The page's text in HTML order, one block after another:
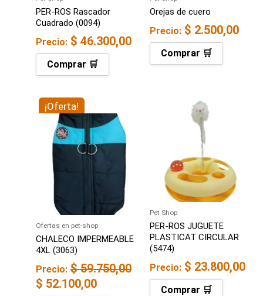
PER-ROS Rascador
Cuadrado (0094)
Precio: $ 46.300,00
Comprar 🛒
Orejas de cuero
Precio: $ 2.500,00
Comprar 🛒
¡Oferta!
Ofertas en pet-shop
CHALECO IMPERMEABLE
4XL (3063)
Precio: $59.750,00
precio
original
era:
$ 59.750,00.
$ 52.100,00
precio
actual
es:
$ 52.100,00.
Pet Shop
PER-ROS JUGUETE
PLASTICAT CIRCULAR
(5474)
Precio: $ 23.800,00
Comprar 🛒